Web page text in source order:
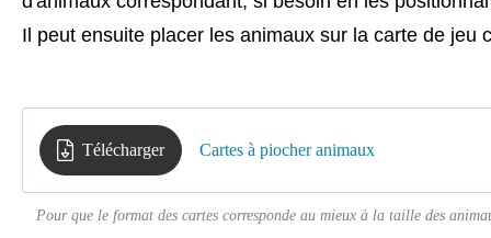
Il peut ensuite placer les animaux sur la carte de jeu
Télécharger Cartes à piocher animaux
Pour que le format des cartes corresponde au mieux à la taille des